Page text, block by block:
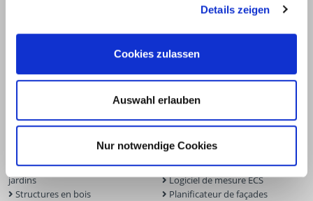
Details zeigen
Cookies zulassen
Auswahl erlauben
Nur notwendige Cookies
Construction de terrasses et de
jardins
Structures en bois
Service
Logiciel pour terrasses
Logiciel de mesure ECS
Planificateur de façades